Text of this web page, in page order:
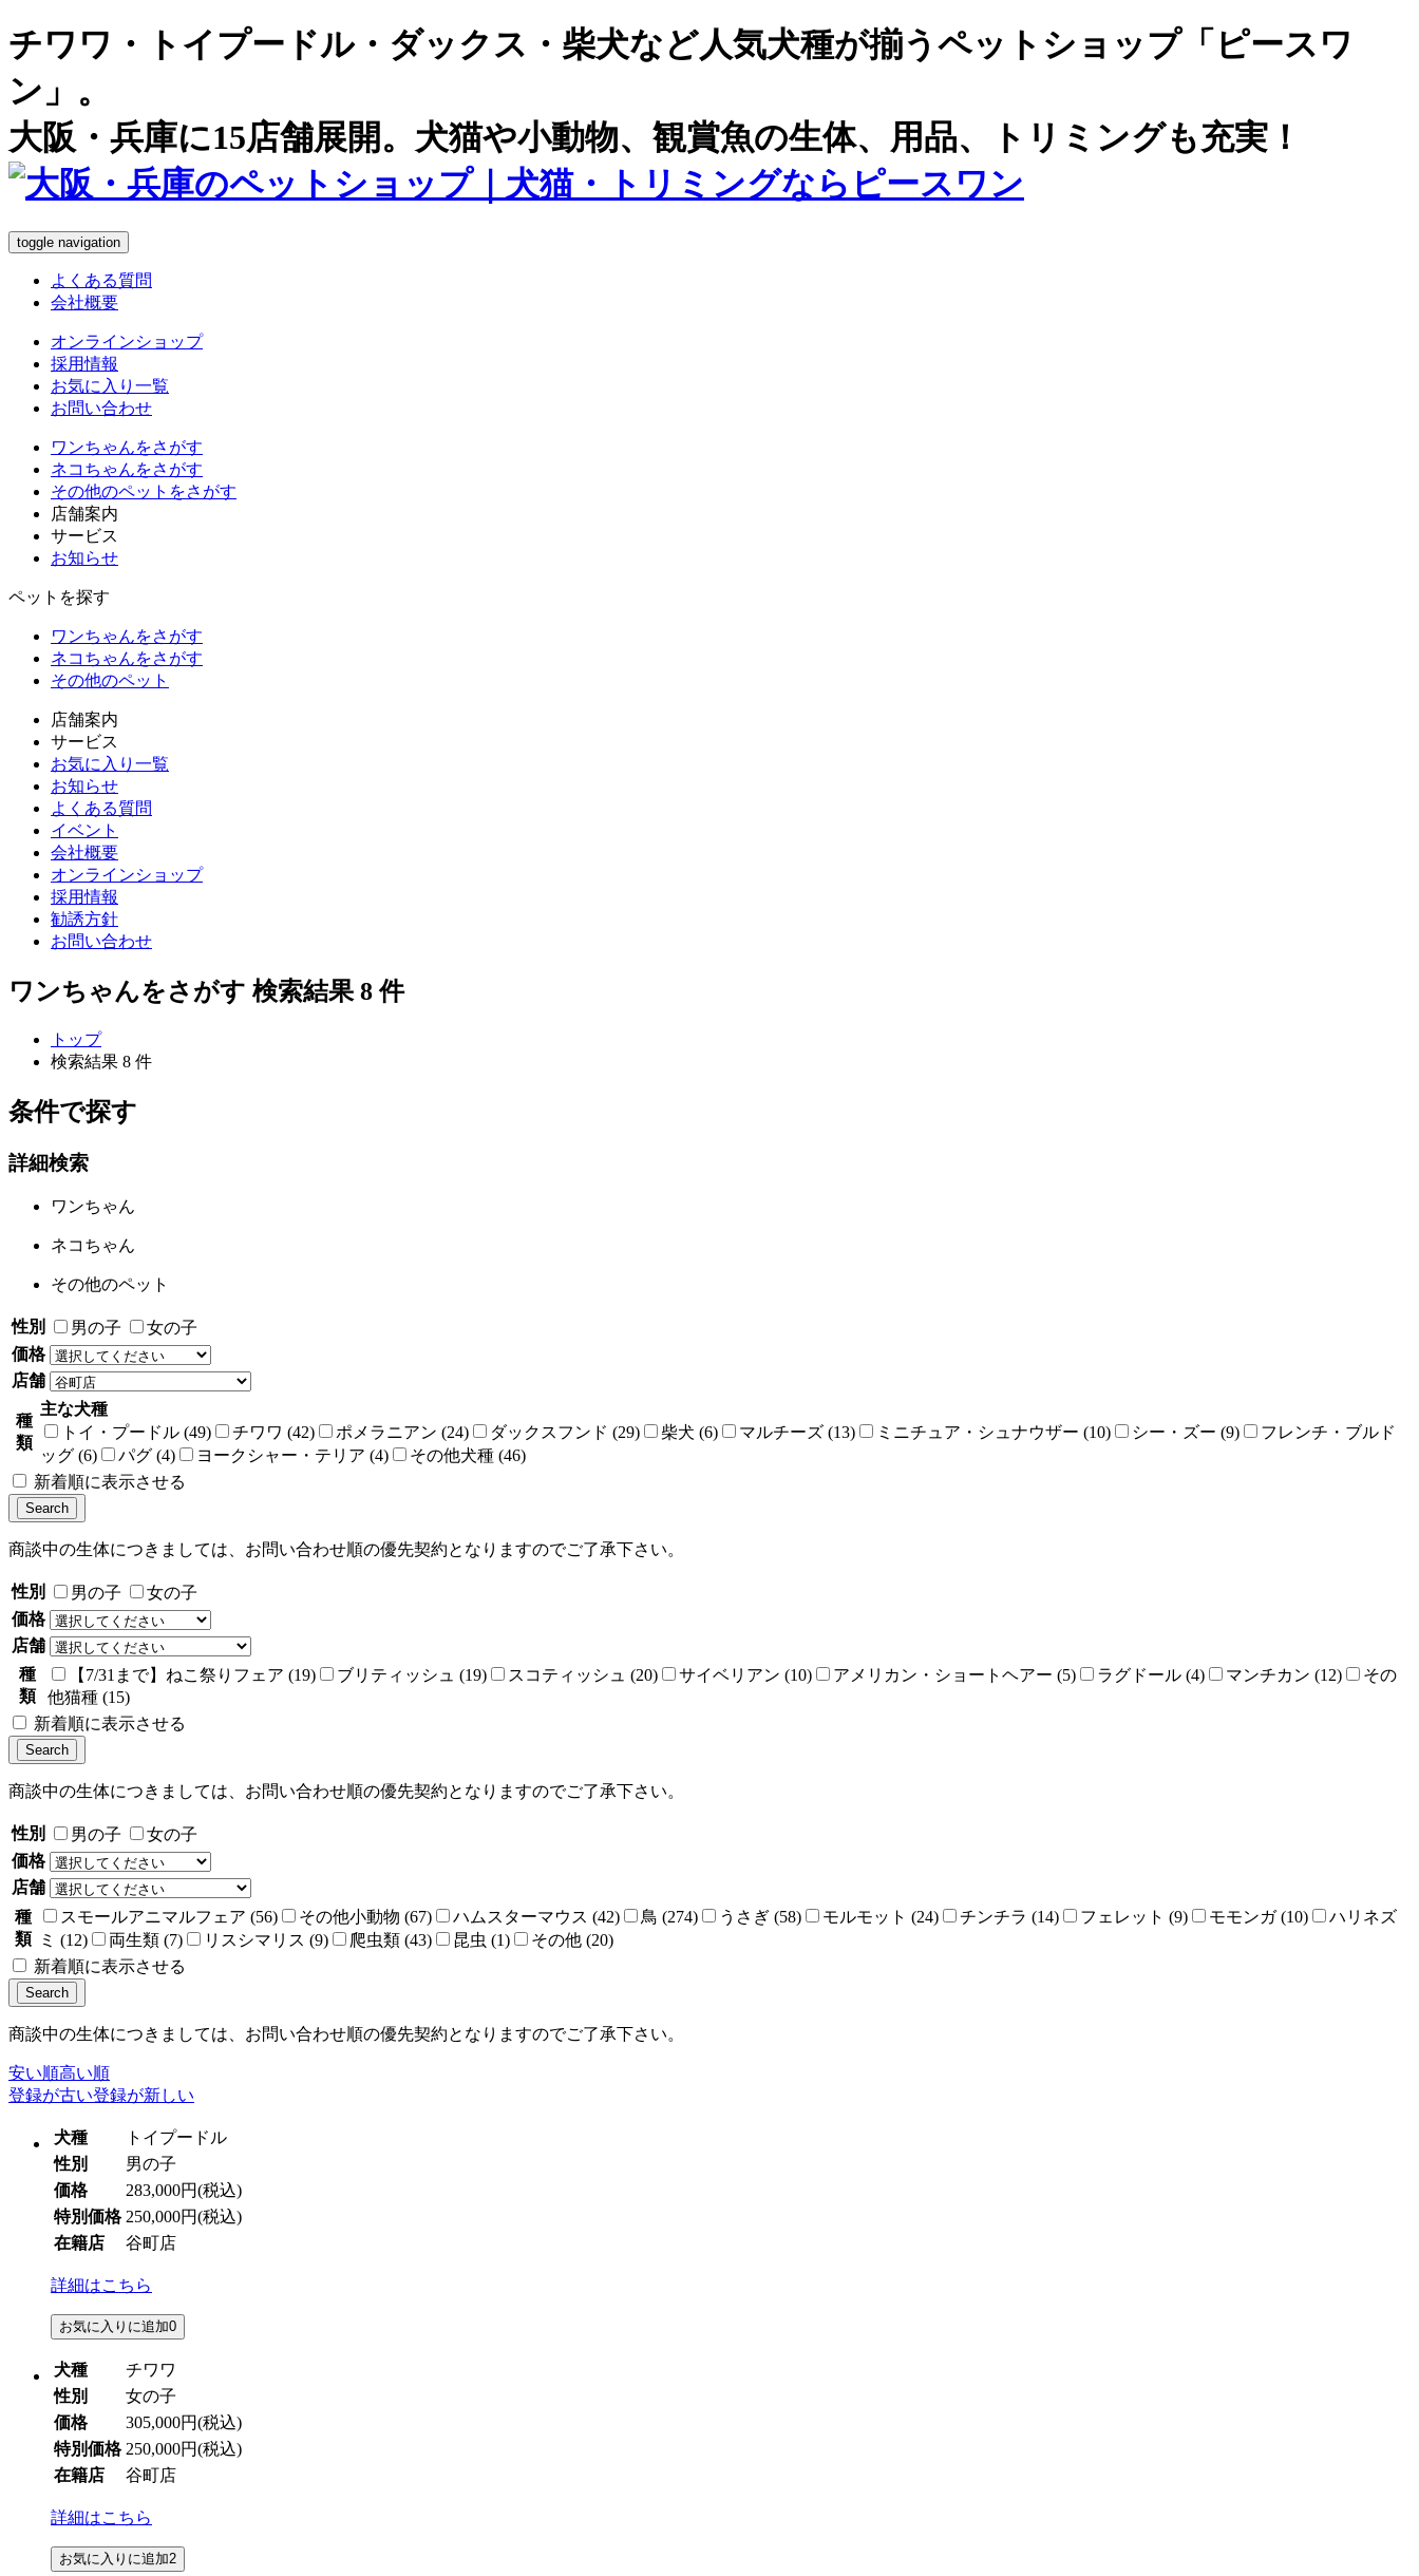
チワワ・トイプードル・ダックス・柴犬など人気犬種が揃うペットショップ「ピースワ
ン」。
大阪・兵庫に15店舗展開。犬猫や小動物、観賞魚の生体、用品、トリミングも充実！
toggle navigation
よくある質問
会社概要
オンラインショップ
採用情報
お気に入り一覧
お問い合わせ
ワンちゃんをさがす
ネコちゃんをさがす
その他のペット をさがす
店舗案内
サービス
お知らせ
ペットを探す
ワンちゃんをさがす
ネコちゃんをさがす
その他のペット
店舗案内
サービス
お気に入り一覧
お知らせ
よくある質問
イベント
会社概要
オンラインショップ
採用情報
勧誘方針
お問い合わせ
ワンちゃんをさがす 検索結果 8件
トップ
検索結果 8 件
条件で探す
詳細検索
ワンちゃん
ネコちゃん
その他のペット
性別 男の子
女の子
価格
店舗
種
類
主な犬種
トイ・プードル (49)
チワワ (42) ポメラニアン (24) ダックスフンド (29) 柴犬 (6) マルチーズ (13) ミニチュア・シュナウザー (10) シー・ズー (9)
フレンチ・ブルド
ッグ (6)
パグ (4) ヨークシャー・テリア (4)
その他犬種 (46)
新着順に表示させる
商談中の生体につきましては、お問い合わせ順の優先契約となりますのでご了承下さい。
性別 男の子
女の子
価格
店舗
種
類
【7/31まで】ねこ祭りフェア (19) ブリティッシュ (19) スコティッシュ (20) サイベリアン (10) アメリカン・ショートヘアー (5) ラグドール (4) マンチカン (12)
その
他猫種 (15)
新着順に表示させる
商談中の生体につきましては、お問い合わせ順の優先契約となりますのでご了承下さい。
性別 男の子
女の子
価格
店舗
種
類
スモールアニマルフェア (56) その他小動物 (67) ハムスターマウス (42) 鳥 (274) うさぎ (58) モルモット (24) チンチラ (14) フェレット (9) モモンガ (10)
ハリネズ
ミ (12)
両生類 (7) リスシマリス (9) 爬虫類 (43) 昆虫 (1)
その他 (20)
新着順に表示させる
商談中の生体につきましては、お問い合わせ順の優先契約となりますのでご了承下さい。
安い順高い順
登録が古い登録が新しい
犬種
トイプードル
性別
男の子
価格
283,000円(税込)
特別価格 250,000円(税込)
在籍店
谷町店
詳細はこちら
お気に入りに追加0
犬種
チワワ
性別
女の子
価格
305,000円(税込)
特別価格 250,000円(税込)
在籍店
谷町店
詳細はこちら
お気に入りに追加2